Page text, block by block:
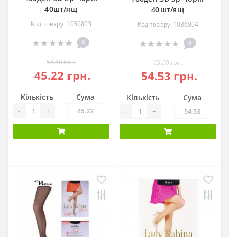
40шт/ящ
Код товару: 1036803
0
54.40 грн.
45.22 грн.
Кількість
- +
Сума
40шт/ящ
Код товару: 1036804
0
65.60 грн.
54.53 грн.
Кількість
- +
Сума